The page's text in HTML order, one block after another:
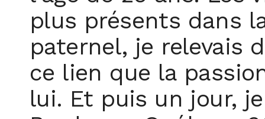
plus présents dans
paternel, je relevais
ce lien que la
lui. Et puis un jour,